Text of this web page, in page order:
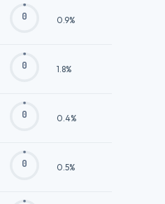
0 0.9%
0 1.8%
0 0.4%
0 0.5%